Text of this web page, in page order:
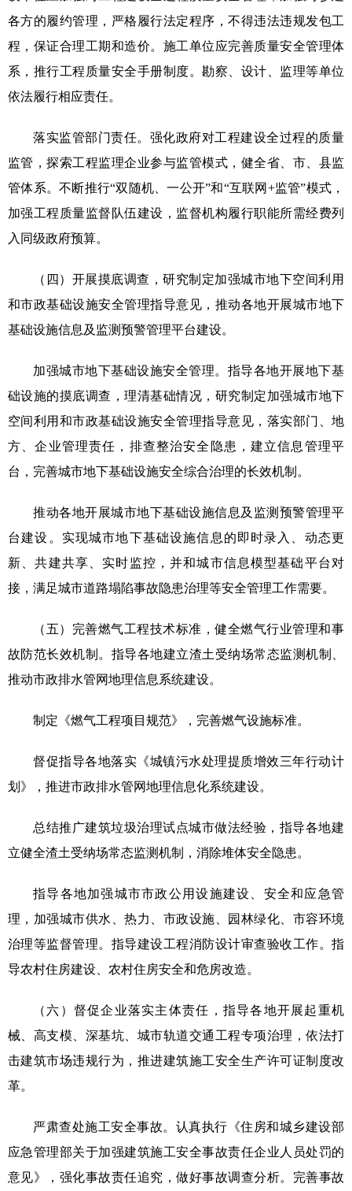
各方的履约管理，严格履行法定程序，不得违法违规发包工
程，保证合理工期和造价。施工单位应完善质量安全管理体
系，推行工程质量安全手册制度。勘察、设计、监理等单位
依法履行相应责任。
落实监管部门责任。强化政府对工程建设全过程的质量
监管，探索工程监理企业参与监管模式，健全省、市、县监
管体系。不断推行“双随机、一公开”和“互联网+监管”模式，
加强工程质量监督队伍建设，监督机构履行职能所需经费列
入同级政府预算。
（四）开展摸底调查，研究制定加强城市地下空间利用
和市政基础设施安全管理指导意见，推动各地开展城市地下
基础设施信息及监测预警管理平台建设。
加强城市地下基础设施安全管理。指导各地开展地下基
础设施的摸底调查，理清基础情况，研究制定加强城市地下
空间利用和市政基础设施安全管理指导意见，落实部门、地
方、企业管理责任，排查整治安全隐患，建立信息管理平
台，完善城市地下基础设施安全综合治理的长效机制。
推动各地开展城市地下基础设施信息及监测预警管理平
台建设。实现城市地下基础设施信息的即时录入、动态更
新、共建共享、实时监控，并和城市信息模型基础平台对
接，满足城市道路塌陷事故隐患治理等安全管理工作需要。
（五）完善燃气工程技术标准，健全燃气行业管理和事
故防范长效机制。指导各地建立渣土受纳场常态监测机制、
推动市政排水管网地理信息系统建设。
制定《燃气工程项目规范》，完善燃气设施标准。
督促指导各地落实《城镇污水处理提质增效三年行动计
划》，推进市政排水管网地理信息化系统建设。
总结推广建筑垃圾治理试点城市做法经验，指导各地建
立健全渣土受纳场常态监测机制，消除堆体安全隐患。
指导各地加强城市市政公用设施建设、安全和应急管
理，加强城市供水、热力、市政设施、园林绿化、市容环境
治理等监督管理。指导建设工程消防设计审查验收工作。指
导农村住房建设、农村住房安全和危房改造。
（六）督促企业落实主体责任，指导各地开展起重机
械、高支模、深基坑、城市轨道交通工程专项治理，依法打
击建筑市场违规行为，推进建筑施工安全生产许可证制度改
革。
严肃查处施工安全事故。认真执行《住房和城乡建设部
应急管理部关于加强建筑施工安全事故责任企业人员处罚的
意见》，强化事故责任追究，做好事故调查分析。完善事故